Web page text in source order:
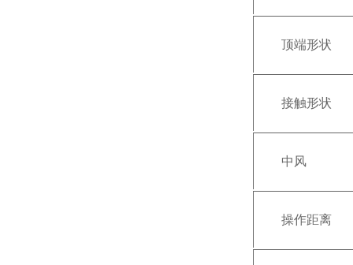
顶端形状
接触形状
中风
操作距离